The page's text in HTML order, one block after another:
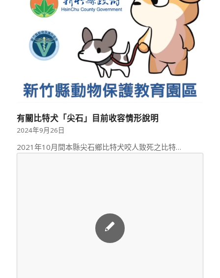
有關比特犬「尖石」目前收容情形說明
2024年9月26日
2021年10月間本縣尖石鄉比特犬咬人致死之比特…